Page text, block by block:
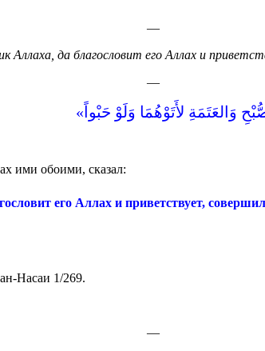
—
Аллаха, да благословит его Аллах и
—
وَالعَتَمَةِ لأَتَوْهُمَا وَلَوْ حَبْواً‏»‏
ими обоими, сказал:
его Аллах и приветствует,
Насаи 1/269.
—